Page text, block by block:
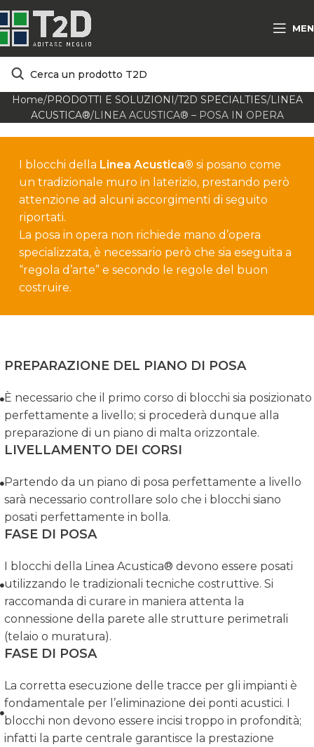
Home PRODOTTI E SOLUZIONI T2D SPECIALTIES LINEA
ACUSTICA® LINEA ACUSTICA® – POSA IN OPERA
I blocchi della Linea Acustica® si posano come
un tradizionale muro in laterizio, prestando però
attenzione ad alcuni accorgimenti di seguito
riportati.
La posa in opera non richiede mano d’opera
specializzata, è necessario però che sia eseguita a
“regola d’arte” e secondo le regole del buon
costruire.
PREPARAZIONE DEL PIANO DI POSA
È necessario che il primo corso di blocchi sia posizionato
perfettamente a livello; si procederà dunque alla
preparazione di un piano di malta orizzontale.
LIVELLAMENTO DEI CORSI
Partendo da un piano di posa perfettamente a livello
sarà necessario controllare solo che i blocchi siano
posati perfettamente in bolla.
FASE DI POSA
I blocchi della Linea Acustica® devono essere posati
utilizzando le tradizionali tecniche costruttive. Si
raccomanda di curare in maniera attenta la
connessione della parete alle strutture perimetrali
(telaio o muratura).
FASE DI POSA
La corretta esecuzione delle tracce per gli impianti è
fondamentale per l’eliminazione dei ponti acustici. I
blocchi non devono essere incisi troppo in profondità;
infatti la parte centrale garantisce la prestazione